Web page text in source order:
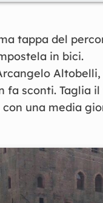
tappa del
in bici.
fa sconti. Taglia
con una media